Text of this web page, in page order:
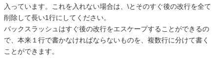
入っています。これを入れない場合は、\とそのすぐ後の改行を全て
削除して長い1行にしてください。
バックスラッシュはすぐ後の改行をエスケープすることができるの
で、本来１行で書かなければならないものを、複数行に分けて書く
ことができます。